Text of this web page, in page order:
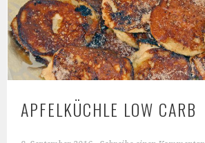
APFELKÜCHLE LOW CARB